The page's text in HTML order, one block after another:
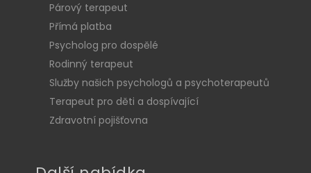
Párový terapeut
Přímá platba
Psycholog pro dospělé
Rodinný terapeut
Služby našich psychologů a psychoterapeutů
Terapeut pro děti a dospívající
Zdravotní pojišťovna